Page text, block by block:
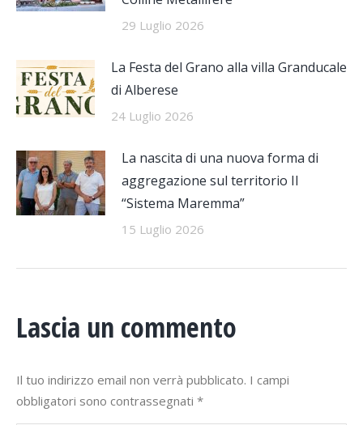
29 Luglio 2026
La Festa del Grano alla villa Granducale
di Alberese
24 Luglio 2026
La nascita di una nuova forma di
aggregazione sul territorio Il
“Sistema Maremma”
15 Luglio 2026
Lascia un commento
Il tuo indirizzo email non verrà pubblicato. I campi
obbligatori sono contrassegnati *